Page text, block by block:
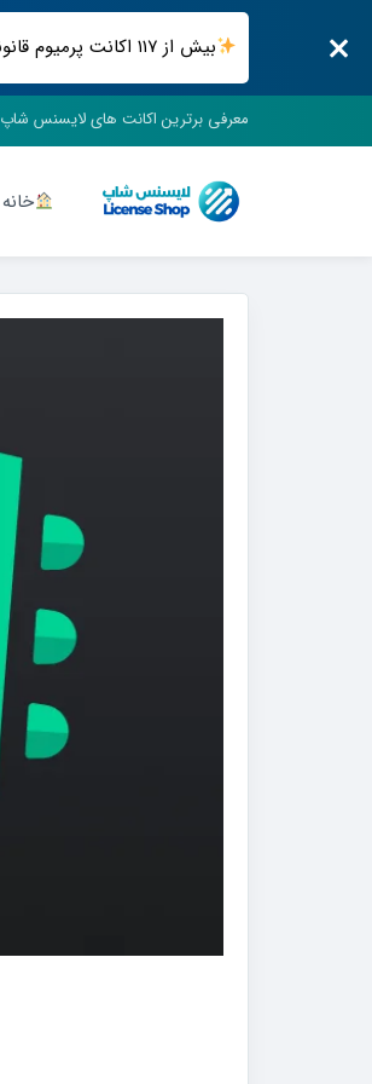
بیش از ۱۱۷ اکانت پرمیوم قانونی و کاملا رایگان موسیقی ، فیلم و سریال ، فضای ابری و .. فقط در لایسنس شاپ
معرفی برترین اکانت های لایسنس شاپ
خانه